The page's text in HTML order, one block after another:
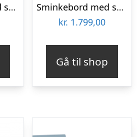
Sminkebord med spejl i møbelplade H75 – 137 x B70 x D40 cm – Hvid
Sminkebord med skuffer i bambus H122 x B60 cm – Natur
kr. 1.799,00
Gå til shop